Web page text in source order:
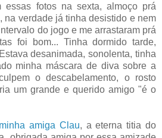
essas fotos na sexta, almoço prá
na verdade já tinha desistido e nem
do jogo e me arrastaram prá
foi bom... Tinha dormido tarde,
desanimada, sonolenta, tinha
minha máscara de diva sobre a
o descabelamento, o rosto
um grande e querido amigo "é o
minha amiga Clau, a eterna titia do